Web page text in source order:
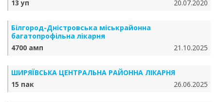
13 уп
20.07.2020
Білгород-Дністровська міськрайонна
багатопрофільна лікарня
4700 амп
21.10.2025
ШИРЯЇВСЬКА ЦЕНТРАЛЬНА РАЙОННА ЛІКАРНЯ
15 пак
26.06.2025